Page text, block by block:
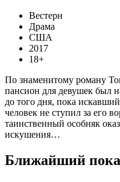
Вестерн
Драма
США
2017
18+
По знаменитому роману
пансион для девушек был
до того дня, пока
человек не ступил за его
таинственный особняк
искушения…
Ближайший